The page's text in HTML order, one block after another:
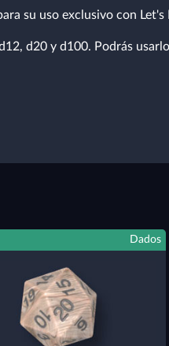
su uso exclusivo con
d20 y d100. Podrás
Dados